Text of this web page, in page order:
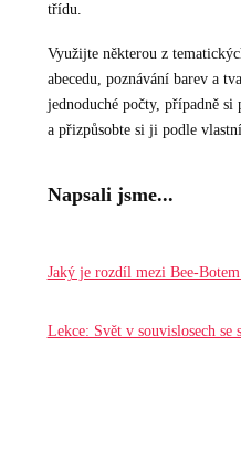
třídu.
Využijte některou z
abecedu, poznávání barev a
jednoduché počty, případně
a přizpůsobte si ji podle
Napsali jsme...
Jaký je rozdíl mezi Bee-
Lekce: Svět v souvislosech